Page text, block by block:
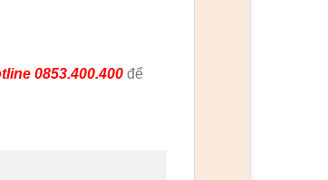
0853.400.400để